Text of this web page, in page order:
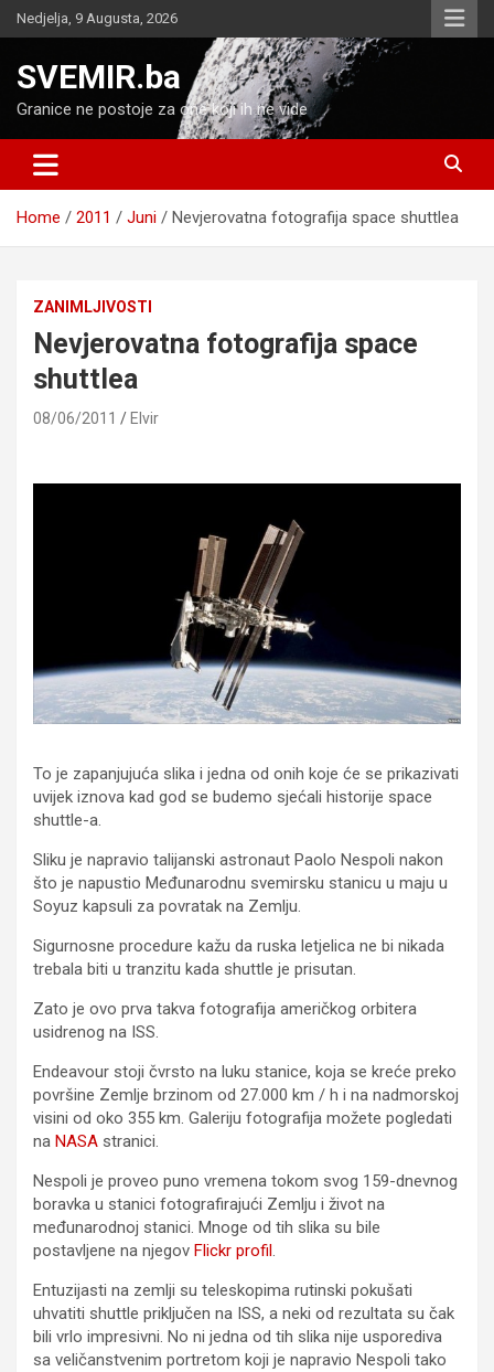
Skip
to
Nedjelja, 9 Augusta, 2026
SVEMIR.ba
Granice ne postoje za one koji ih ne vide
Home 2011 Juni Nevjerovatna fotografija space shuttlea
ZANIMLJIVOSTI
Nevjerovatna fotografija space
shuttlea
08/06/2011 Elvir
To je zapanjujuća slika i jedna od onih koje će se prikazivati
uvijek iznova kad god se budemo sjećali historije space
shuttle-a.
Sliku je napravio talijanski astronaut Paolo Nespoli nakon
što je napustio Međunarodnu svemirsku stanicu u maju u
Soyuz kapsuli za povratak na Zemlju.
Sigurnosne procedure kažu da ruska letjelica ne bi nikada
trebala biti u tranzitu kada shuttle je prisutan.
Zato je ovo prva takva fotografija američkog orbitera
usidrenog na ISS.
Endeavour stoji čvrsto na luku stanice, koja se kreće preko
površine Zemlje brzinom od 27.000 km / h i na nadmorskoj
visini od oko 355 km. Galeriju fotografija možete pogledati
na NASA stranici.
Nespoli je proveo puno vremena tokom svog 159-dnevnog
boravka u stanici fotografirajući Zemlju i život na
međunarodnoj stanici. Mnoge od tih slika su bile
postavljene na njegov Flickr profil.
Entuzijasti na zemlji su teleskopima rutinski pokušati
uhvatiti shuttle priključen na ISS, a neki od rezultata su čak
bili vrlo impresivni. No ni jedna od tih slika nije usporediva
sa veličanstvenim portretom koji je napravio Nespoli tako